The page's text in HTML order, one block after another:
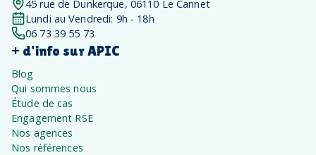
45 rue de Dunkerque, 06110 Le Cannet
Lundi au Vendredi: 9h - 18h
06 73 39 55 73
+ d'info sur APIC
Blog
Qui sommes nous
Étude de cas
Engagement RSE
Nos agences
Nos références